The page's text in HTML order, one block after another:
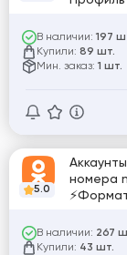
В наличии: 197
Купили: 89 шт.
Мин. заказ: 1 шт.
5.0
номера
В наличии: 267
Купили: 43 шт.